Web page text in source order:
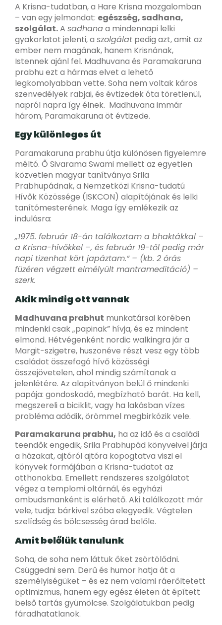
A Krisna-tudatban, a Hare Krisna mozgalomban
– van egy jelmondat: egészség, sadhana,
szolgálat.A sadhanaa mindennapi lelki
gyakorlatot jelenti, a szolgálat pedig azt, amit az
ember nem magának, hanem Krisnának,
Istennek ajánl fel. Madhuvana és Paramakaruna
prabhu ezt a hármas elvet a lehető
legkomolyabban vette. Soha nem voltak káros
szenvedélyek rabjai, és évtizedek óta töretlenül,
napról napra így élnek. Madhuvana immár
három, Paramakaruna öt évtizede.
Egy különleges út
Paramakaruna prabhu útja különösen figyelemre
méltó. Ő Sivarama Swami mellett az egyetlen
közvetlen magyar tanítványa Srila
Prabhupádnak, a Nemzetközi Krisna-tudatú
Hívők Közössége (ISKCON) alapítójának és lelki
tanítómesterének. Maga így emlékezik az
indulásra:
„1975. február 18-án találkoztam a bhaktákkal –
a Krisna-hívőkkel –, és február 19-től pedig már
napi tizenhat kört japáztam.” – (kb. 2 órás
füzéren végzett elmélyült mantrameditáció) –
szerk.
Akik mindig ott vannak
Madhuvana prabhut munkatársai körében
mindenki csak „papinak” hívja, és ez mindent
elmond. Hétvégenként nordic walkingra jár a
Margit-szigetre, huszonéve részt vesz egy több
családot összefogó hívő közösségi
összejövetelen, ahol mindig számítanak a
jelenlétére. Az alapítványon belül ő mindenki
papája: gondoskodó, megbízható barát. Ha kell,
megszereli a biciklit, vagy ha lakásban vízes
probléma adódik, örömmel megbirkózik vele.
Paramakaruna prabhu, ha az idő és a családi
teendők engedik, Srila Prabhupád könyveivel járja
a házakat, ajtóról ajtóra kopogtatva viszi el
könyvek formájában a Krisna-tudatot az
otthonokba. Emellett rendszeres szolgálatot
végez a templomi oltárnál, és egyházi
ombudsmanként is elérhető. Aki találkozott már
vele, tudja: bárkivel szóba elegyedik. Végtelen
szelídség és bölcsesség árad belőle.
Amit belőlük tanulunk
Soha, de soha nem láttuk őket zsörtölődni.
Csüggedni sem. Derű és humor hatja át a
személyiségüket – és ez nem valami ráerőltetett
optimizmus, hanem egy egész életen át épített
belső tartás gyümölcse. Szolgálatukban pedig
fáradhatatlanok.